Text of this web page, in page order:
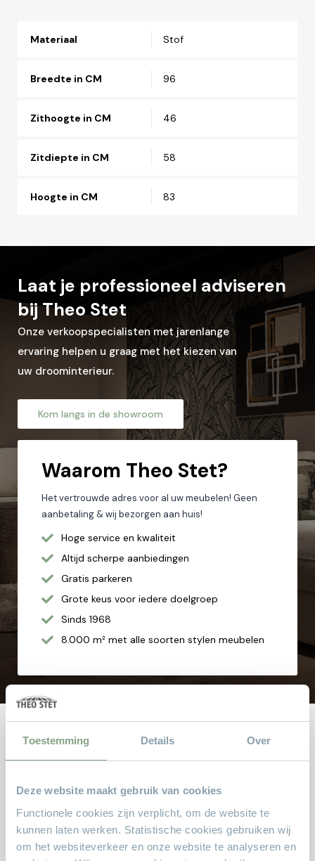
Toestemming Details Over
Deze website maakt gebruik van cookies
Functionele cookies zijn verplicht, om de website te
kunnen laten werken. Statistische cookies gebruiken wij
om het websiteverkeer en onze website te analyseren en
Postcode*
Woonplaats*
Let op: zorg dat alle velden met een * zijn ingevuld.
Materiaal Stof
Breedte in CM 96
Zithoogte in CM 46
Zitdiepte in CM 58
Hoogte in CM 83
Laat je professioneel adviseren
bij Theo Stet
Onze verkoopspecialisten met jarenlange
ervaring helpen u graag met het kiezen van
uw droominterieur.
Kom langs in de showroom
Waarom Theo Stet?
Het vertrouwde adres voor al uw meubelen! Geen
aanbetaling & wij bezorgen aan huis!
Hoge service en kwaliteit
Altijd scherpe aanbiedingen
Gratis parkeren
Grote keus voor iedere doelgroep
Sinds 1968
8.000 m² met alle soorten stylen meubelen
Andere bekeken ook
Dit zijn de producten waar anderen naar zochten. Zit er iets
leuks voor u bij?